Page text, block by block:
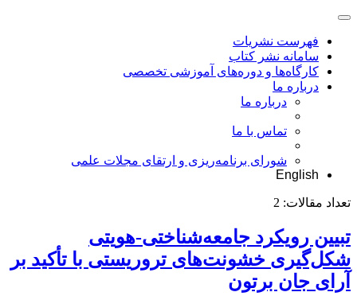
فهرست نشریات
سامانه نشر کتاب
کارگاه‌ها و دوره‌های آموزشی تخصصی
درباره ما
درباره ما
تماس با ما
شورای برنامه‌ریزی و ارتقای مجلات علمی
English
تعداد مقالات: 2
تبیین رویکرد جامعه‌شناختی-هویتی
شکل‌گیری خشونت‌های تروریستی با تأکید بر
آرای جان برتون